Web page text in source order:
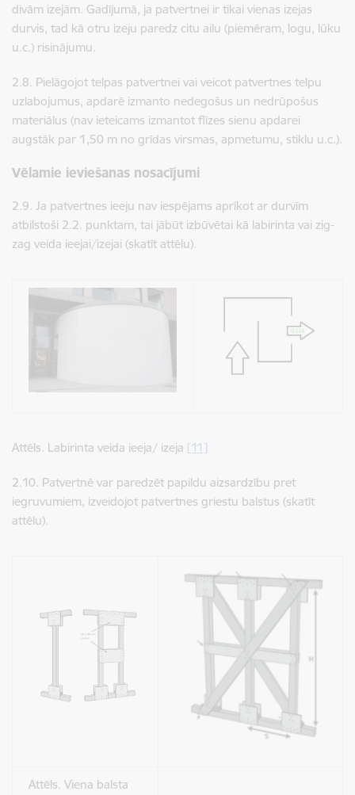
divām izejām. Gadījumā, ja patvertnei ir tikai vienas izejas
durvis, tad kā otru izeju paredz citu ailu (piemēram, logu, lūku
u.c.) risinājumu.
2.8. ​​​​​​​Pielāgojot telpas patvertnei vai veicot patvertnes telpu
uzlabojumus, apdarē izmanto nedegošus un nedrūpošus
materiālus (nav ieteicams izmantot flīzes sienu apdarei
augstāk par 1,50 m no grīdas virsmas, apmetumu, stiklu u.c.).
Vēlamie ieviešanas nosacījumi
2.9. ​​​​​​​Ja patvertnes ieeju nav iespējams aprīkot ar durvīm
atbilstoši 2.2. punktam, tai jābūt izbūvētai kā labirinta vai zig-
zag veida ieejai/izejai (skatīt attēlu).
Attēls. Labirinta veida ieeja/ izeja [11]
2.10. ​​​​​​​Patvertnē var paredzēt papildu aizsardzību pret
iegruvumiem, izveidojot patvertnes griestu balstus (skatīt
attēlu).
Attēls. Viena balsta